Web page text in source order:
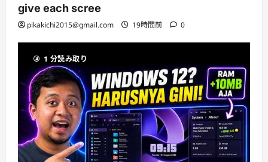
give each scree
pikakichi2015@gmail.com 19時間前 0
1 分読み取り